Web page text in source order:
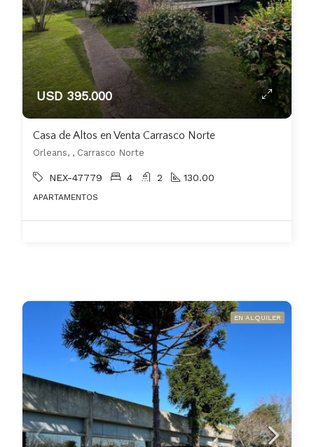
USD 395.000
Casa de Altos en Venta Carrasco Norte
Orleans, , Carrasco Norte
NEX-47779 4 2 130.00
APARTAMENTOS
EN ALQUILER